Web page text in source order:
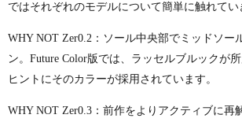
ではそれぞれのモデルについて簡単に触れてい
WHY NOT Zer0.2 ：ソール中央部でミッドソー
ン。 Future Color版では、ラッセルブルックが
ヒントにそのカラーが採用されています。
WHY NOT Zer0.3 ：前作をよりアクティブに再